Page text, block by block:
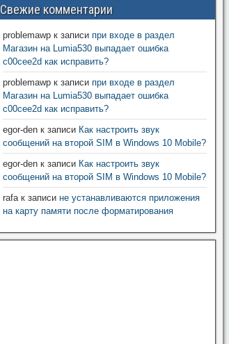
Свежие комментарии
problemawpк записи при входе в раздел
Магазин на Lumia530 выпадает ошибка
c00cee2d как исправить?
problemawpк записи при входе в раздел
Магазин на Lumia530 выпадает ошибка
c00cee2d как исправить?
egor-denк записи Как настроить звук
сообщений на второй SIM в Windows 10 Mobile?
egor-denк записи Как настроить звук
сообщений на второй SIM в Windows 10 Mobile?
rafaк записи не устанавливаются приложения
на карту памяти после форматирования